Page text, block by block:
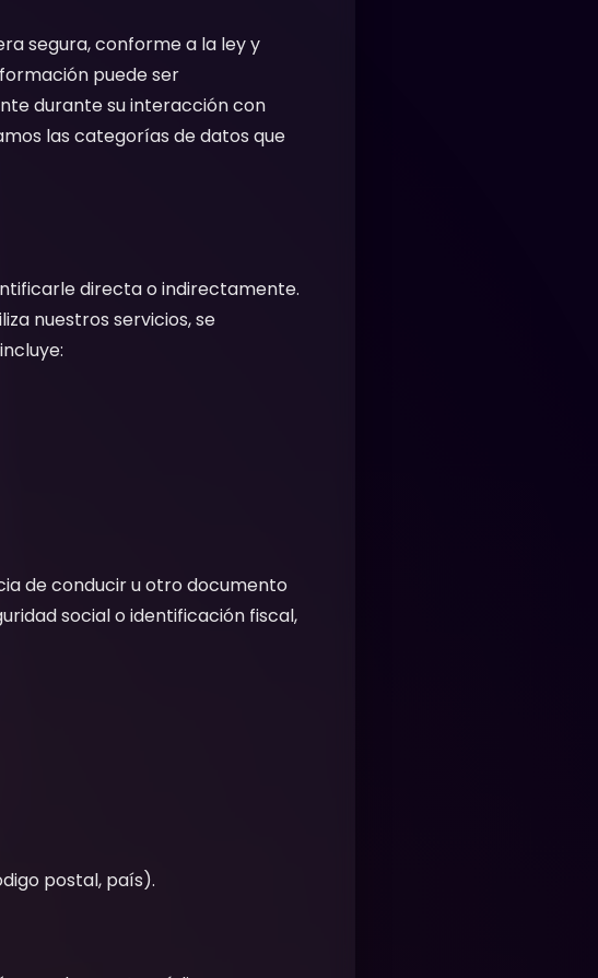
segura, conforme a la ley y
puede ser
durante su interacción con
las categorías de datos que
directa o indirectamente.
nuestros servicios, se
de conducir u otro documento
social o identificación fiscal,
postal, país).